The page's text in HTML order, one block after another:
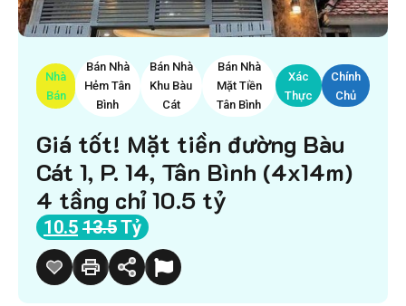
Nhà
Bán
Bán Nhà
Hẻm Tân
Bình
Bán Nhà
Khu Bàu
Cát
Bán Nhà
Mặt Tiền
Tân Bình
Xác
Thực
Chính
Chủ
Giá tốt! Mặt tiền đường Bàu
Cát 1, P. 14, Tân Bình (4x14m)
4 tầng chỉ 10.5 tỷ
10.5 13.5Tỷ